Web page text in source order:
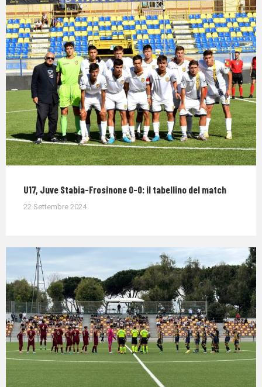
U17, Juve Stabia-Frosinone 0-0: il tabellino del match
22 Settembre 2024